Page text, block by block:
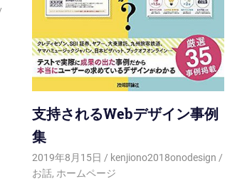
支持されるWebデザイン事例
集
2019年8月15日
kenjiono2018onodesign
お話, ホームページ